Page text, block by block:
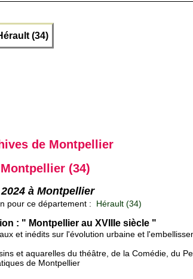
(34)
de Montpellier
Montpellier (34)
à Montpellier
pour ce département : Hérault (34)
: " Montpellier au XVIIIe siècle "
et inédits sur l'évolution urbaine et
et aquarelles du théâtre, de la Comédie, du
de Montpellier